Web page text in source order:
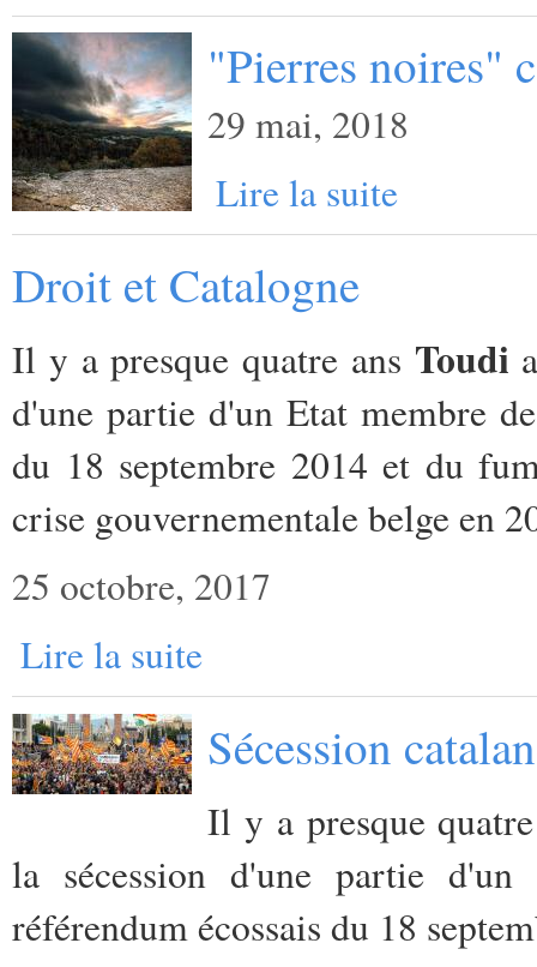
"Pierres noires"
29 mai, 2018
Lire la suite
Droit et Catalogne
Il y a presque quatre ans Toudi
d'une partie d'un Etat membre
du 18 septembre 2014 et du
crise gouvernementale belge en
25 octobre, 2017
Lire la suite
Sécession
Il y a presque
la sécession d'une partie
référendum écossais du 18